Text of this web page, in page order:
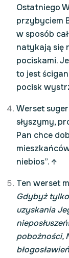
Ostatniego
przybyciem
w sposób
natykają się
pociskami.
to jest
pocisk
Werset
słyszymy,
Pan chce
niebios”. ↑
Ten werset
Gdybyż
uzyskania
pobożności,